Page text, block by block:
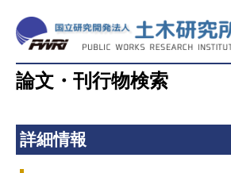
論文・刊行物検索
詳細情報